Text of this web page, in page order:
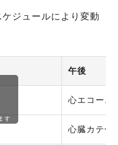
ジュールにより変動
午後
心エコー、
心臓カテー
す